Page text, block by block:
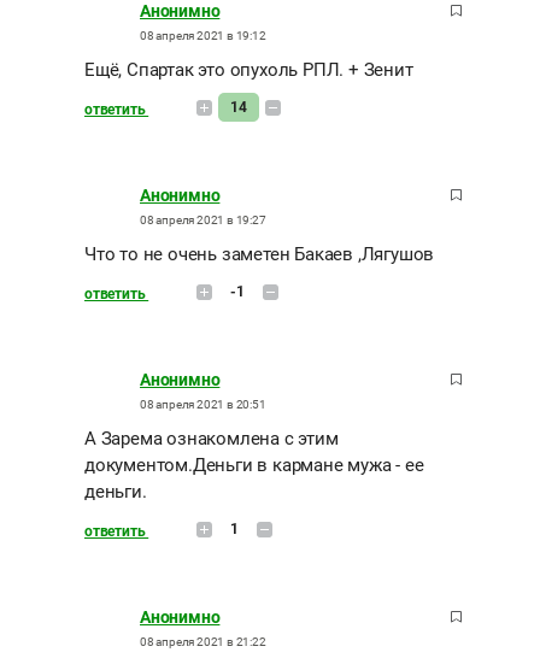
Анонимно
08 апреля 2021 в 19:12
Ещё, Спартак это опухоль РПЛ. + Зенит
ответить 14
Анонимно
08 апреля 2021 в 19:27
Что то не очень заметен Бакаев ,Лягушов
ответить -1
Анонимно
08 апреля 2021 в 20:51
А Зарема ознакомлена с этим
документом.Деньги в кармане мужа - ее
деньги.
ответить 1
Анонимно
08 апреля 2021 в 21:22